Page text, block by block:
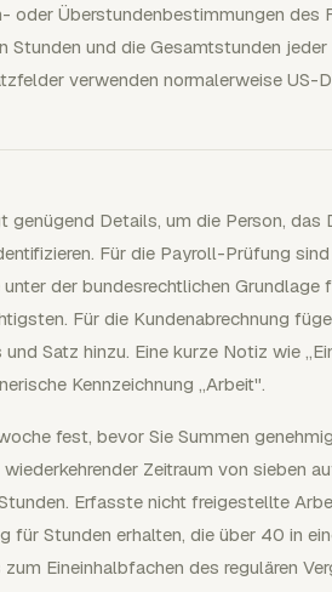
oder Überstundenbestimmungen des
Stunden und die Gesamtstunden
verwenden normalerweise US-
genügend Details, um die Person, das
Für die Payroll-Prüfung
der bundesrechtlichen
Für die Kundenabrechnung
Satz hinzu. Eine kurze Notiz wie
Kennzeichnung „Arbeit".
fest, bevor Sie Summen
Zeitraum von sieben
Erfasste nicht freigestellte
für Stunden erhalten, die über 40 in
Eineinhalbfachen des regulären